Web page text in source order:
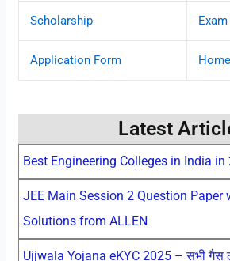
Scholarship
Application Form
Latest
Best Engineering Colleges in India in
JEE Main Session 2 Question Paper
Solutions from ALLEN
Ujjwala Yojana eKYC 2025 – सभी गैस